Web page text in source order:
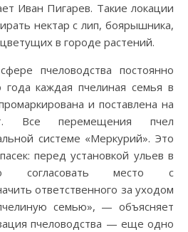
Иван Пигарев. Такие локации
нектар с лип, боярышника,
в городе растений.
пчеловодства постоянно
года каждая пчелиная семья в
и поставлена на
Все перемещения пчел
системе «Меркурий». Это
перед установкой ульев в
согласовать место с
ответственного за уходом
семью», — объясняет
пчеловодства — еще одно